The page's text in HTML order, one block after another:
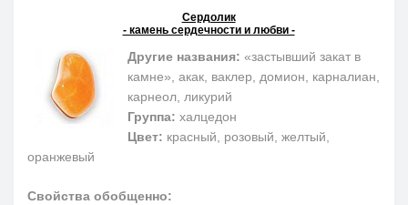
Сердолик
- камень сердечности и любви -
Другие названия: «застывший закат в
камне», акак, ваклер, домион, карналиан,
карнеол, ликурий
Группа: халцедон
Цвет: красный, розовый, желтый,
оранжевый
Свойства обобщенно: